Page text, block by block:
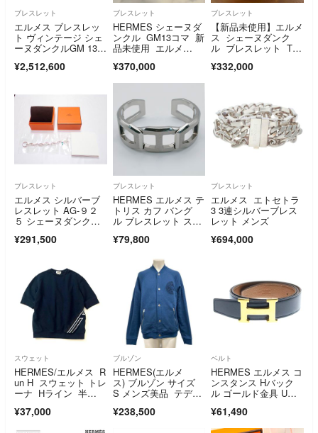
ブレスレット
エルメス ブレスレッ
ト ヴィンテージ シェ
ーヌダンクルGM 13コ
RMES Chaine d'Ancr
¥2,512,600
ブレスレット
HERMES シェーヌダ
ンクル GM13コマ 新
品未使用 エルメ
¥370,000
ブレスレット
【新品未使用】エルメ
ス シェーヌダンク
ル ブレスレット TG
¥332,000
ブレスレット
エルメス シルバーブ
レスレット AG-９２
５ シェーヌダンク
用 真空パック
¥291,500
ブレスレット
HERMES エルメス テ
トリス カフ バング
ル ブレスレット ステ
印 メンズ【中古】
¥79,800
ブレスレット
エルメス エトセトラ
3 3連シルバーブレス
レット メンズ
¥694,000
スウェット
HERMES/エルメス R
un H スウェット トレ
ーナ Hライン 半
¥37,000
ブルゾン
HERMES(エルメ
ス) ブルゾン サイズ
S メンズ美品 テディ
75HA インディゴ（ネ
¥238,500
ベルト
HERMES エルメス コ
ンスタンス Hバック
ル ゴールド金具 U刻
ス レザーベルト ブラ
ック/ゴールド
¥61,490